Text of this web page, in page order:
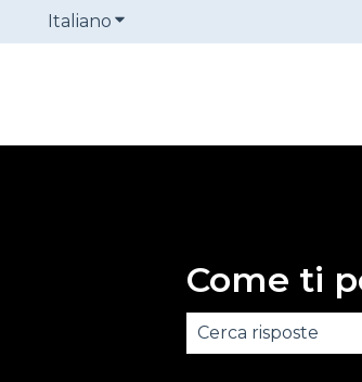
Italiano Mostra sottomenu per le
Come ti